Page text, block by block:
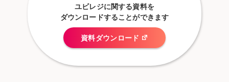
ユビレジに関する資料を
ダウンロードすることができます
資料ダウンロード